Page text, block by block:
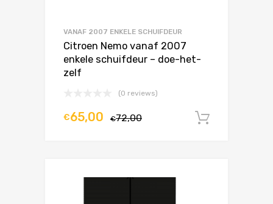
VANAF 2007 ENKELE SCHUIFDEUR
Citroen Nemo vanaf 2007
enkele schuifdeur – doe-het-
zelf
(0 reviews)
€72,00
€65,00